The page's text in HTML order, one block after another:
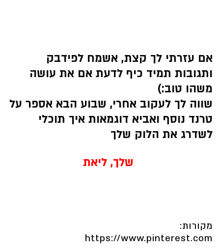
אם עזרתי לך קצת, אשמח לפידבק
ותגובות תמיד כיף לדעת אם את עושה
משהו טוב:)
שווה לך לעקוב אחרי, שבוע הבא אספר על
טרנד נוסף ואביא דוגמאות איך תוכלי
לשדרג את הלוק שלך
שלך, ליאת
מקורות:
https://www.pinterest.com